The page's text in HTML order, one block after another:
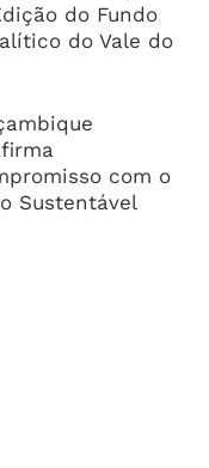
do Fundo
do Vale do
com o
Sustentável
Da Auto-
Milhões E
Zâmbia Ao